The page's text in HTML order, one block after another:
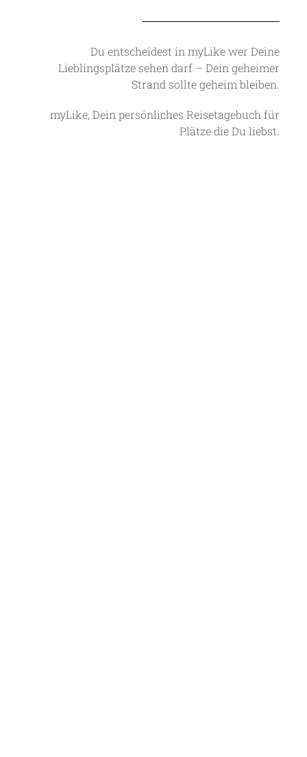
Du entscheidest in myLike wer Deine
Lieblingsplätze sehen darf – Dein geheimer
Strand sollte geheim bleiben.
myLike, Dein persönliches Reisetagebuch für
Plätze die Du liebst.